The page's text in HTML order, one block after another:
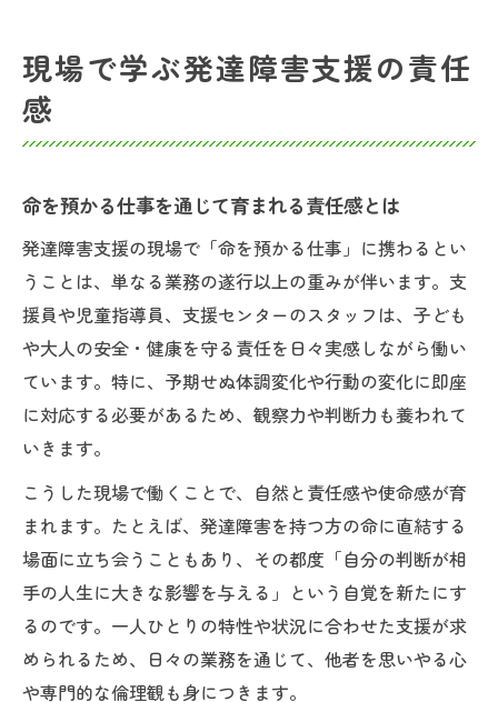
現場で学ぶ発達障害支援の責任
感
命を預かる仕事を通じて育まれる責任感とは
発達障害支援の現場で「命を預かる仕事」に携わるとい
うことは、単なる業務の遂行以上の重みが伴います。支
援員や児童指導員、支援センターのスタッフは、子ども
や大人の安全・健康を守る責任を日々実感しながら働い
ています。特に、予期せぬ体調変化や行動の変化に即座
に対応する必要があるため、観察力や判断力も養われて
いきます。
こうした現場で働くことで、自然と責任感や使命感が育
まれます。たとえば、発達障害を持つ方の命に直結する
場面に立ち会うこともあり、その都度「自分の判断が相
手の人生に大きな影響を与える」という自覚を新たにす
るのです。一人ひとりの特性や状況に合わせた支援が求
められるため、日々の業務を通じて、他者を思いやる心
や専門的な倫理観も身につきます。